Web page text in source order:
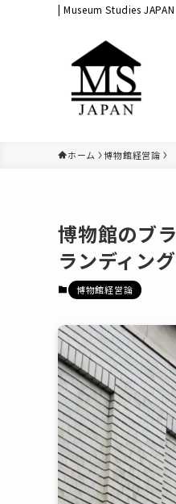
| Museum Studies JAPAN
ホーム 博物館経営論
博物館のブ
ランディン
博物館経営論